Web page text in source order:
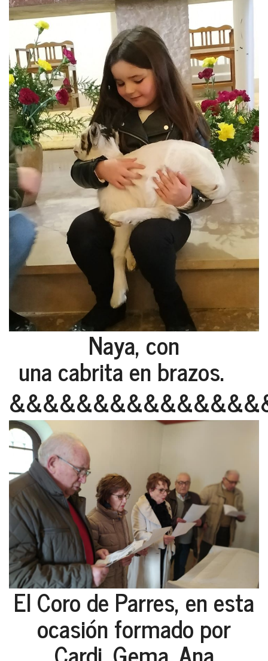
Naya, con
una cabrita en brazos.
El Coro de Parres, en esta
ocasión formado por